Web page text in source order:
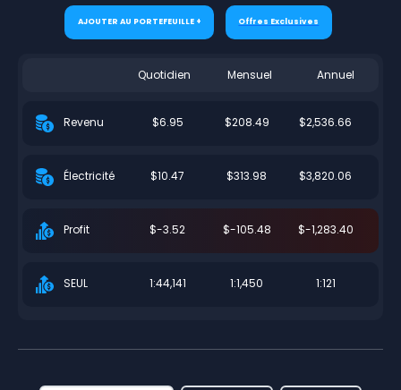
AJOUTER AU PORTEFEUILLE + Offres Exclusives
Quotidien Mensuel Annuel
Revenu $6.95 $208.49 $2,536.66
Électricité $10.47 $313.98 $3,820.06
Profit $-3.52 $-105.48 $-1,283.40
SEUL 1:44,141 1:1,450 1:121